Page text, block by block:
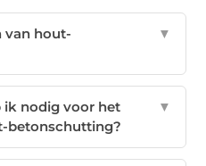
van hout-
▼
ik nodig voor het
betonschutting?
▼